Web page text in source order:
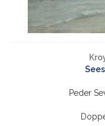
Peder